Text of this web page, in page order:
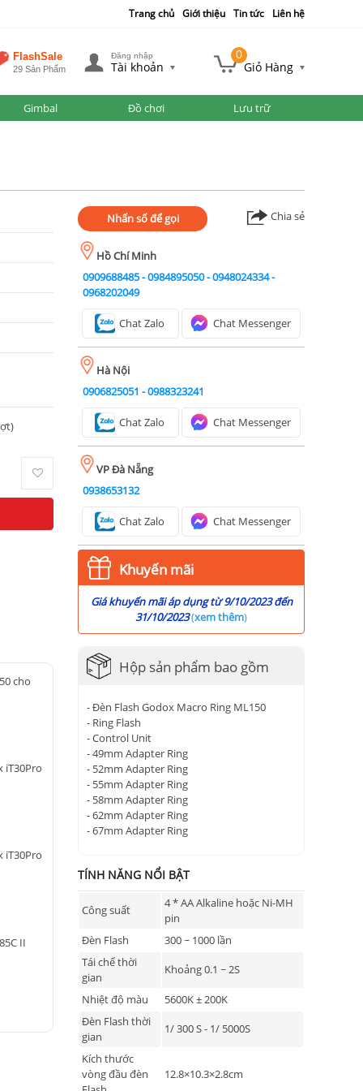
Trang chủ Giới thiệu Tin tức Liên hệ
FlashSale
29 Sản Phẩm
Đăng nhập
Tài khoản
0
Giỏ Hàng
Gimbal Đồ chơi Lưu trữ
cho
iT30Pro
iT30Pro
II
Nhấn số để gọi Chia sẻ
Hồ Chí Minh
0909688485-0984895050-0948024334-
0968202049
Chat Zalo Chat Messenger
Hà Nội
0906825051 -0988323241
Chat Zalo Chat Messenger
VP Đà Nẵng
0938653132
Chat Zalo Chat Messenger
Khuyến mãi
Giá khuyến mãi áp dụng từ 9/10/2023 đến
31/10/2023(xem thêm)
Hộp sản phẩm bao gồm
- Đèn Flash Godox Macro Ring ML150
- Ring Flash
- Control Unit
- 49mm Adapter Ring
- 52mm Adapter Ring
- 55mm Adapter Ring
- 58mm Adapter Ring
- 62mm Adapter Ring
- 67mm Adapter Ring
TÍNH NĂNG NỔI BẬT
Công suất
4 * AA Alkaline hoặc Ni-MH
pin
Đèn Flash
300 ~ 1000 lần
Tái chế thời
gian
Khoảng 0.1 ~ 2S
Nhiệt độ màu
5600K ± 200K
Đèn Flash thời
gian
1/ 300 S - 1/ 5000S
Kích thước
vòng đầu đèn
12.8×10.3×2.8cm